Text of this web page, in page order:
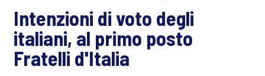
Intenzioni di voto degli
italiani, al primo posto
Fratelli d'Italia